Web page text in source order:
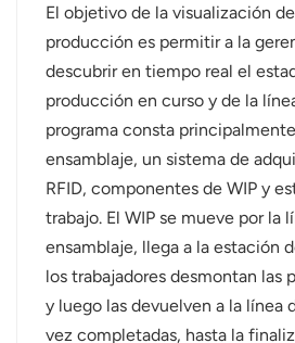
El objetivo de la visualización
producción es permitir a la
descubrir en tiempo real el
producción en curso y de la
programa consta
ensamblaje, un sistema de
RFID, componentes de WIP y
trabajo. El WIP se mueve por la
ensamblaje, llega a la estación
los trabajadores desmontan las
y luego las devuelven a la línea
vez completadas, hasta la